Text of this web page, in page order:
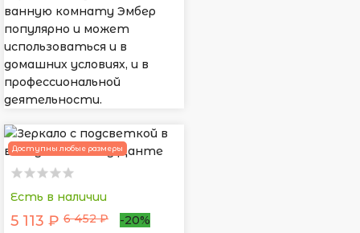
ванную комнату Эмбер
популярно и может
использоваться и в
домашних условиях, и в
профессиональной
деятельности.
Доступны любые размеры
Есть в наличии
5 113 ₽ 6 452 ₽
-20%